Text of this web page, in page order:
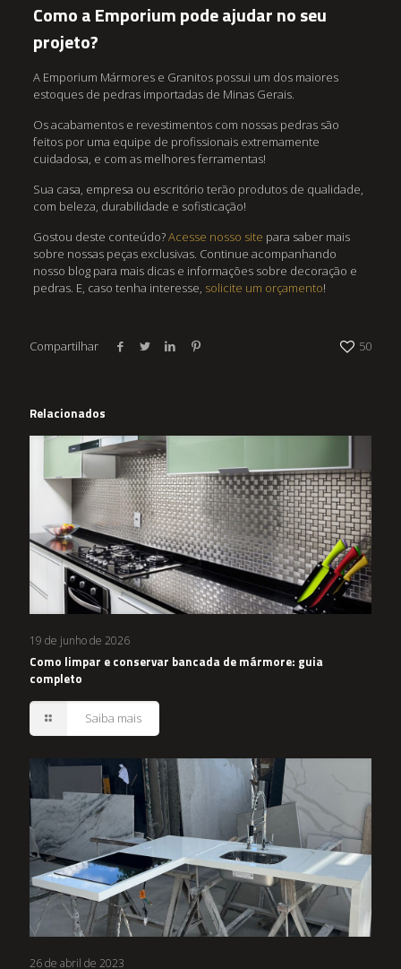
Como a Emporium pode ajudar no seu
projeto?
A Emporium Mármores e Granitos possui um dos maiores
estoques de pedras importadas de Minas Gerais.
Os acabamentos e revestimentos com nossas pedras são
feitos por uma equipe de profissionais extremamente
cuidadosa, e com as melhores ferramentas!
Sua casa, empresa ou escritório terão produtos de qualidade,
com beleza, durabilidade e sofisticação!
Gostou deste conteúdo?Acesse nosso site para saber mais
sobre nossas peças exclusivas. Continue acompanhando
nosso blog para mais dicas e informações sobre decoração e
pedras. E, caso tenha interesse, solicite um orçamento!
Compartilhar 50
Relacionados
19 de junho de 2026
Como limpar e conservar bancada de mármore: guia
completo
Saiba mais
26 de abril de 2023